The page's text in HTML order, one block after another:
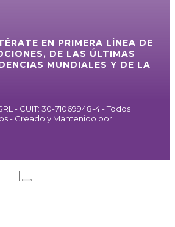
EN PRIMERA LÍNEA DE
DE LAS ÚLTIMAS
MUNDIALES Y DE LA
- CUIT: 30-71069948-4 - Todos
- Creado y Mantenido por